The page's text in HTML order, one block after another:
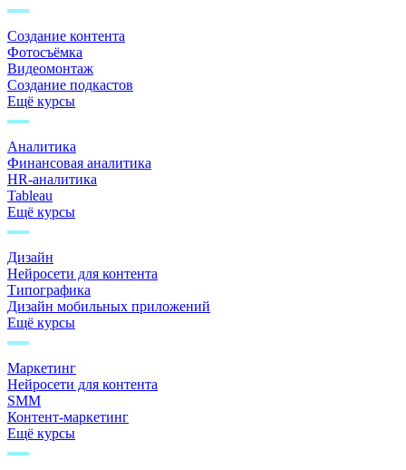
Создание контента
Фотосъёмка
Видеомонтаж
Создание подкастов
Ещё курсы
Аналитика
Финансовая аналитика
HR-аналитика
Tableau
Ещё курсы
Дизайн
Нейросети для контента
Типографика
Дизайн мобильных приложений
Ещё курсы
Маркетинг
Нейросети для контента
SMM
Контент-маркетинг
Ещё курсы